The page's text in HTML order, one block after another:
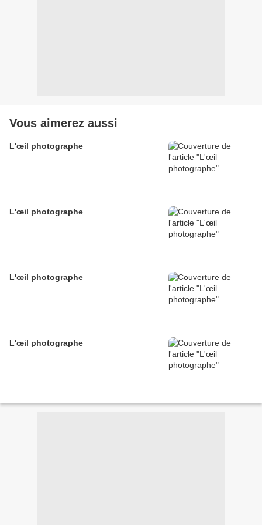
Vous aimerez aussi
L'œil photographe
L'œil photographe
L'œil photographe
L'œil photographe